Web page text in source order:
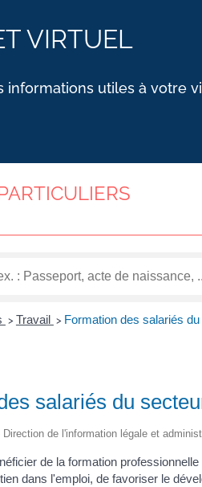
VIRTUEL
informations utiles à votre
> Travail > Formation des salariés
salariés du
de l'information légale et
de la formation
dans l'emploi, de favoriser le